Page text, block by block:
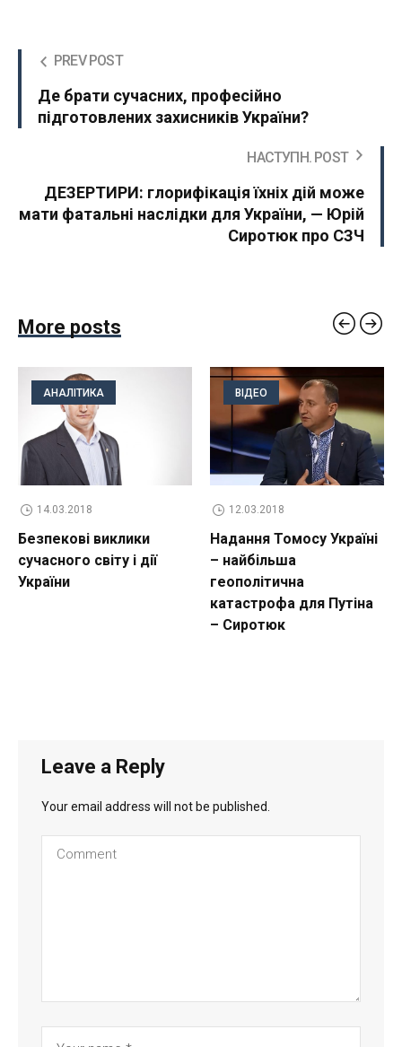
PREV POST
Де брати сучасних, професійно
підготовлених захисників України?
НАСТУПН. POST
ДЕЗЕРТИРИ: глорифікація їхніх дій може
мати фатальні наслідки для України, — Юрій
Сиротюк про СЗЧ
More posts
АНАЛІТИКА
14.03.2018
Безпекові виклики
сучасного світу і дії
України
ВІДЕО
12.03.2018
Надання Томосу Україні
– найбільша
геополітична
катастрофа для Путіна
– Сиротюк
Leave a Reply
Your email address will not be published.